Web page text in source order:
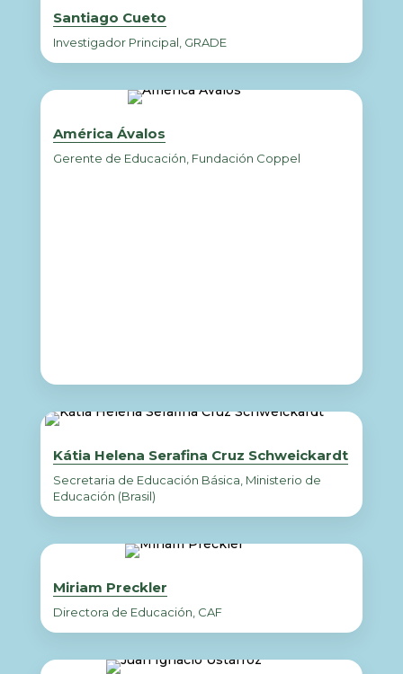
Santiago Cueto
Investigador Principal, GRADE
América Ávalos
Gerente de Educación, Fundación Coppel
Kátia Helena Serafina Cruz Schweickardt
Secretaria de Educación Básica, Ministerio de
Educación (Brasil)
Miriam Preckler
Directora de Educación, CAF